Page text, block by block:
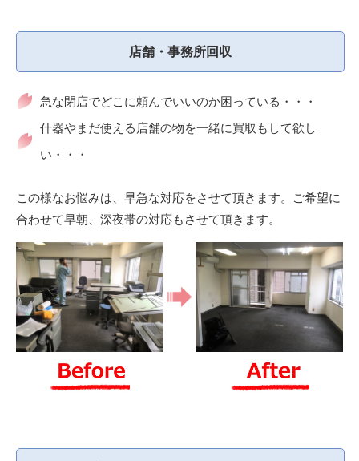
店舗・事務所回収
急な閉店でどこに頼んでいいのか困っている・・・
什器やまだ使える店舗の物を一緒に買取もして欲し
い・・・
この様なお悩みは、早急な対応をさせて頂きます。ご希望に
合わせて早朝、深夜帯の対応もさせて頂きます。